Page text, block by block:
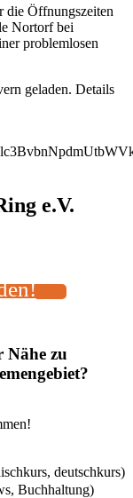
die Öffnungszeiten
Nortorf bei
problemlosen
geladen. Details
e.V.
Nähe zu
deutschkurs)
Buchhaltung)